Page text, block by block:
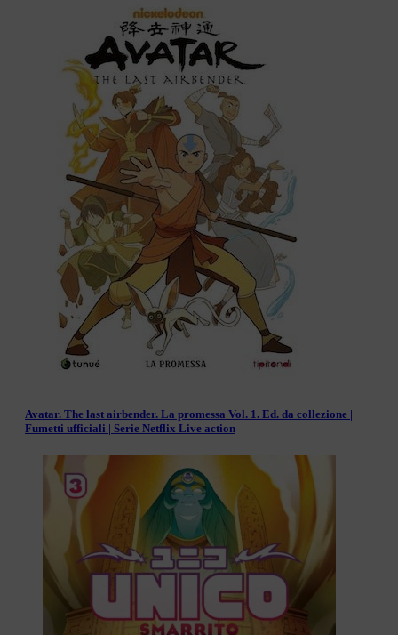
Avatar. The last airbender. La promessa Vol. 1. Ed. da collezione |
Fumetti ufficiali | Serie Netflix Live action